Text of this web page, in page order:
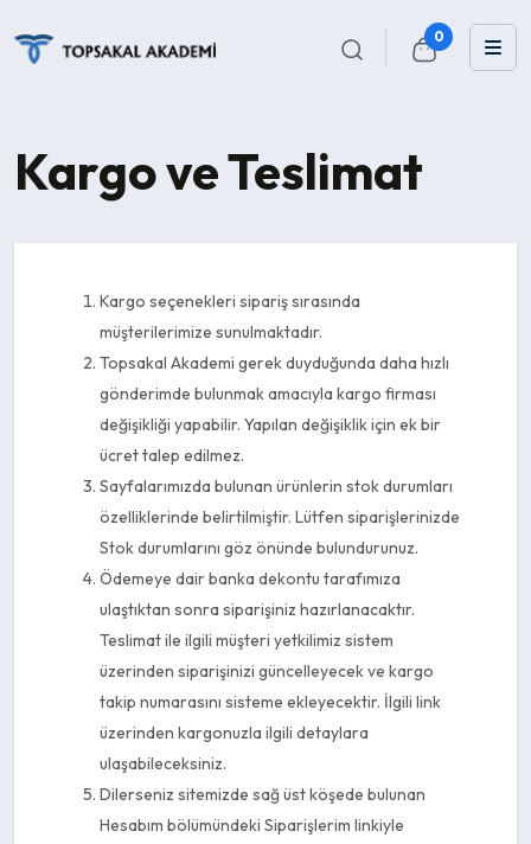
0
Kargo ve Teslimat
Kargo seçenekleri sipariş sırasında
müşterilerimize sunulmaktadır.
Topsakal Akademi gerek duyduğunda daha hızlı
gönderimde bulunmak amacıyla kargo firması
değişikliği yapabilir. Yapılan değişiklik için ek bir
ücret talep edilmez.
Sayfalarımızda bulunan ürünlerin stok durumları
özelliklerinde belirtilmiştir. Lütfen siparişlerinizde
Stok durumlarını göz önünde bulundurunuz.
Ödemeye dair banka dekontu tarafımıza
ulaştıktan sonra siparişiniz hazırlanacaktır.
Teslimat ile ilgili müşteri yetkilimiz sistem
üzerinden siparişinizi güncelleyecek ve kargo
takip numarasını sisteme ekleyecektir. İlgili link
üzerinden kargonuzla ilgili detaylara
ulaşabileceksiniz.
Dilerseniz sitemizde sağ üst köşede bulunan
Hesabım bölümündeki Siparişlerim linkiyle